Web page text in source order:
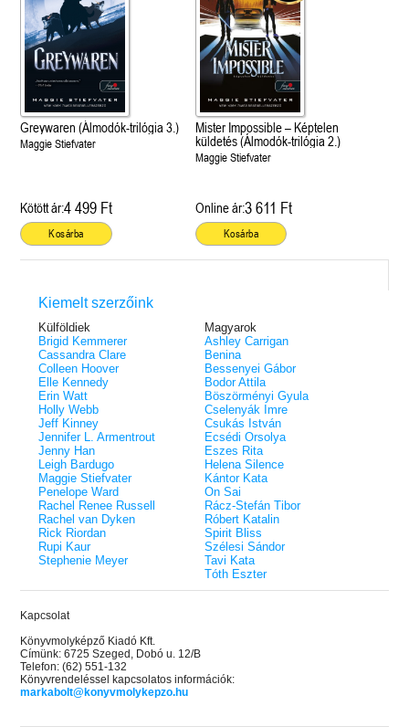
Greywaren (Álmodók-trilógia 3.)
Maggie Stiefvater
Kötött ár:4 499 Ft
Kosárba
Mister Impossible – Képtelen
küldetés (Álmodók-trilógia 2.)
Maggie Stiefvater
Online ár:3 611 Ft
Kosárba
Kiemelt szerzőink
Külföldiek
Brigid Kemmerer
Cassandra Clare
Colleen Hoover
Elle Kennedy
Erin Watt
Holly Webb
Jeff Kinney
Jennifer L. Armentrout
Jenny Han
Leigh Bardugo
Maggie Stiefvater
Penelope Ward
Rachel Renee Russell
Rachel van Dyken
Rick Riordan
Rupi Kaur
Stephenie Meyer
Magyarok
Ashley Carrigan
Benina
Bessenyei Gábor
Bodor Attila
Böszörményi Gyula
Cselenyák Imre
Csukás István
Ecsédi Orsolya
Eszes Rita
Helena Silence
Kántor Kata
On Sai
Rácz-Stefán Tibor
Róbert Katalin
Spirit Bliss
Szélesi Sándor
Tavi Kata
Tóth Eszter
Kapcsolat
Könyvmolyképző Kiadó Kft.
Címünk: 6725 Szeged, Dobó u. 12/B
Telefon: (62) 551-132
Könyvrendeléssel kapcsolatos információk:
markabolt@konyvmolykepzo.hu